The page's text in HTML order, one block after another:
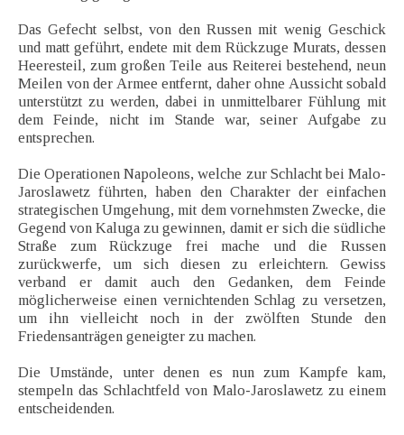
Das Gefecht selbst, von den Russen mit wenig Geschick
und matt geführt, endete mit dem Rückzuge Murats, dessen
Heeresteil, zum großen Teile aus Reiterei bestehend, neun
Meilen von der Armee entfernt, daher ohne Aussicht sobald
unterstützt zu werden, dabei in unmittelbarer Fühlung mit
dem Feinde, nicht im Stande war, seiner Aufgabe zu
entsprechen.
Die Operationen Napoleons, welche zur Schlacht bei Malo-
Jaroslawetz führten, haben den Charakter der einfachen
strategischen Umgehung, mit dem vornehmsten Zwecke, die
Gegend von Kaluga zu gewinnen, damit er sich die südliche
Straße zum Rückzuge frei mache und die Russen
zurückwerfe, um sich diesen zu erleichtern. Gewiss
verband er damit auch den Gedanken, dem Feinde
möglicherweise einen vernichtenden Schlag zu versetzen,
um ihn vielleicht noch in der zwölften Stunde den
Friedensanträgen geneigter zu machen.
Die Umstände, unter denen es nun zum Kampfe kam,
stempeln das Schlachtfeld von Malo-Jaroslawetz zu einem
entscheidenden.